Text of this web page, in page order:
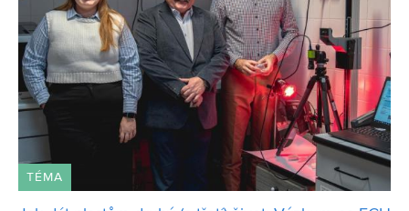
TÉMA